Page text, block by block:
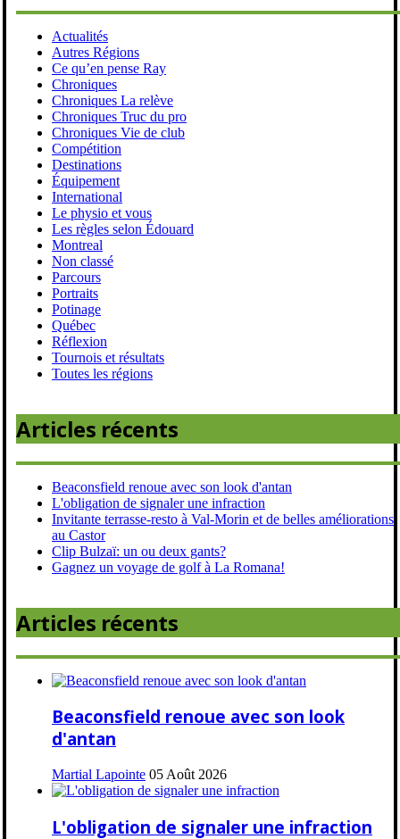
Actualités
Autres Régions
Ce qu’en pense Ray
Chroniques
Chroniques La relève
Chroniques Truc du pro
Chroniques Vie de club
Compétition
Destinations
Équipement
International
Le physio et vous
Les règles selon Édouard
Montreal
Non classé
Parcours
Portraits
Potinage
Québec
Réflexion
Tournois et résultats
Toutes les régions
Articles récents
Beaconsfield renoue avec son look d'antan
L'obligation de signaler une infraction
Invitante terrasse-resto à Val-Morin et de belles améliorations
au Castor
Clip Bulzaï: un ou deux gants?
Gagnez un voyage de golf à La Romana!
Articles récents
Beaconsfield renoue avec son look
d'antan
Martial Lapointe 05 Août 2026
L'obligation de signaler une infraction